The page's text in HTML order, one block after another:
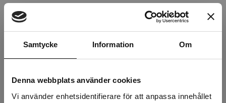
Samtycke Information Om
Denna webbplats använder cookies
Vi använder enhetsidentifierare för att anpassa innehållet
Artikelnr: WLU-2K
Finns i lager (48 st)
Exkl. moms: 153 kr
Lägg i varukorgen